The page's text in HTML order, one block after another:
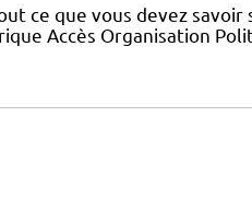
ce que vous devez
Accès Organisation